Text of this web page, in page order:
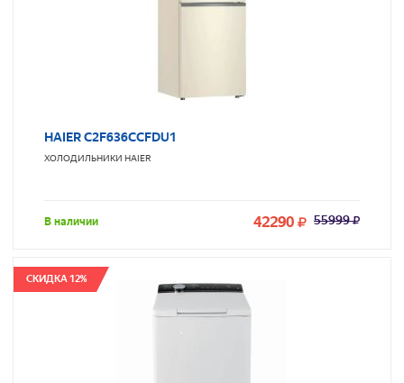
HAIER C2F636CCFDU1
ХОЛОДИЛЬНИКИ HAIER
В наличии 42290 55999
СКИДКА 12%